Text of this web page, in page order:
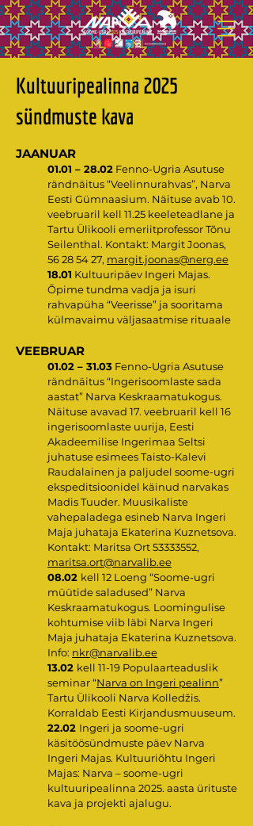
Kultuuripealinna 2025
sündmuste kava
JAANUAR
01.01 – 28.02 Fenno-Ugria Asutuse
rändnäitus “Veelinnurahvas”, Narva
Eesti Gümnaasium. Näituse avab 10.
veebruaril kell 11.25 keeleteadlane ja
Tartu Ülikooli emeriitprofessor Tõnu
Seilenthal. Kontakt: Margit Joonas,
56 28 54 27, margit.joonas@nerg.ee
18.01 Kultuuripäev Ingeri Majas.
Õpime tundma vadja ja isuri
rahvapüha “Veerisse” ja sooritama
külmavaimu väljasaatmise rituaale
VEEBRUAR
01.02 – 31.03 Fenno-Ugria Asutuse
rändnäitus “Ingerisoomlaste sada
aastat” Narva Keskraamatukogus.
Näituse avavad 17. veebruaril kell 16
ingerisoomlaste uurija, Eesti
Akadeemilise Ingerimaa Seltsi
juhatuse esimees Taisto-Kalevi
Raudalainen ja paljudel soome-ugri
ekspeditsioonidel käinud narvakas
Madis Tuuder. Muusikaliste
vahepaladega esineb Narva Ingeri
Maja juhataja Ekaterina Kuznetsova.
Kontakt: Maritsa Ort53333552,
maritsa.ort@narvalib.ee
08.02 kell 12 Loeng “Soome-ugri
müütide saladused” Narva
Keskraamatukogus. Loomingulise
kohtumise viib läbi Narva Ingeri
Maja juhataja Ekaterina Kuznetsova.
Info: nkr@narvalib.ee
13.02 kell 11-19 Populaarteaduslik
seminar “Narva on Ingeri pealinn”
Tartu Ülikooli Narva Kolledžis.
Korraldab Eesti Kirjandusmuuseum.
22.02 Ingeri ja soome-ugri
käsitöösündmuste päev Narva
Ingeri Majas. Kultuuriõhtu Ingeri
Majas: Narva – soome-ugri
kultuuripealinna 2025. aasta ürituste
kava ja projekti ajalugu.